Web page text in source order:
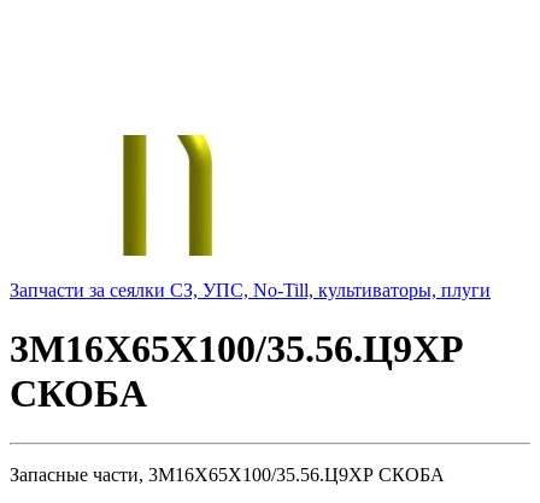
Запчасти за сеялки СЗ, УПС, No-Till, культиваторы, плуги
3М16Х65Х100/35.56.Ц9ХР
СКОБА
Запасные части, 3М16Х65Х100/35.56.Ц9ХР СКОБА